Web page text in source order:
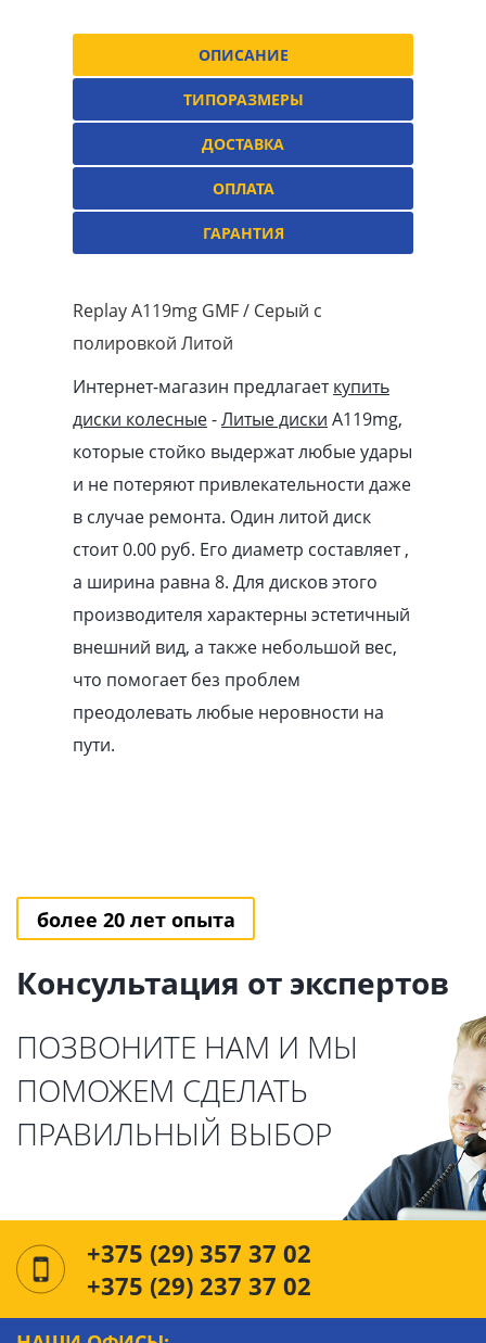
ОПИСАНИЕ
ТИПОРАЗМЕРЫ
ДОСТАВКА
ОПЛАТА
ГАРАНТИЯ
Replay A119mg GMF / Серый с
полировкой Литой
Интернет-магазин предлагаеткупить
диски колесные-Литые диски A119mg,
которые стойко выдержат любые удары
и не потеряют привлекательности даже
в случае ремонта. Один литой диск
стоит 0.00 pуб. Его диаметр составляет ,
а ширина равна 8. Для дисков этого
производителя характерны эстетичный
внешний вид, а также небольшой вес,
что помогает без проблем
преодолевать любые неровности на
пути.
более 20 лет опыта
Консультация от экспертов
ПОЗВОНИТЕ НАМ И МЫ
ПОМОЖЕМ СДЕЛАТЬ
ПРАВИЛЬНЫЙ ВЫБОР
+375 (29) 357 37 02
+375 (29) 237 37 02